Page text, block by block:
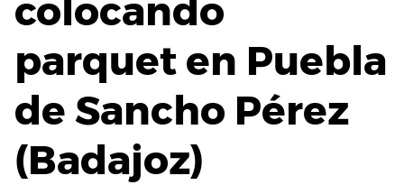
colocando
parquet en Puebla
de Sancho Pérez
(Badajoz)